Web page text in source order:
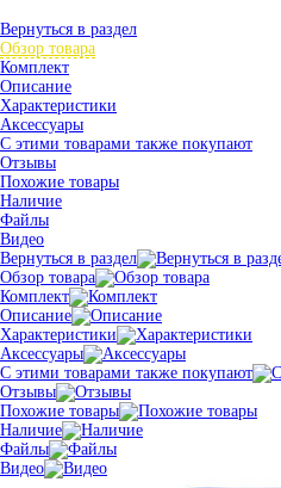
Вернуться в раздел
Обзор товара
Комплект
Описание
Характеристики
Аксессуары
С этими товарами также покупают
Отзывы
Похожие товары
Наличие
Файлы
Видео
Вернуться в раздел
Обзор товара
Комплект
Описание
Характеристики
Аксессуары
С этими товарами также покупают
Отзывы
Похожие товары
Наличие
Файлы
Видео